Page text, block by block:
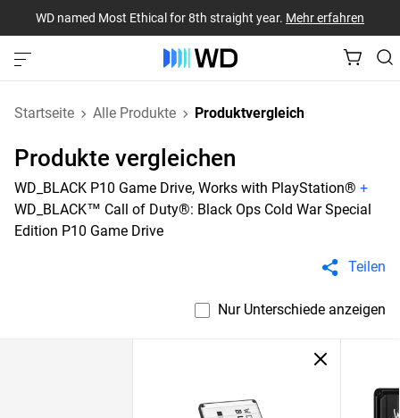
WD named Most Ethical for 8th straight year. Mehr erfahren
Startseite Alle Produkte Produktvergleich
Produkte vergleichen
WD_BLACK P10 Game Drive, Works with PlayStation® +
WD_BLACK™ Call of Duty®: Black Ops Cold War Special
Edition P10 Game Drive
Teilen
Nur Unterschiede anzeigen